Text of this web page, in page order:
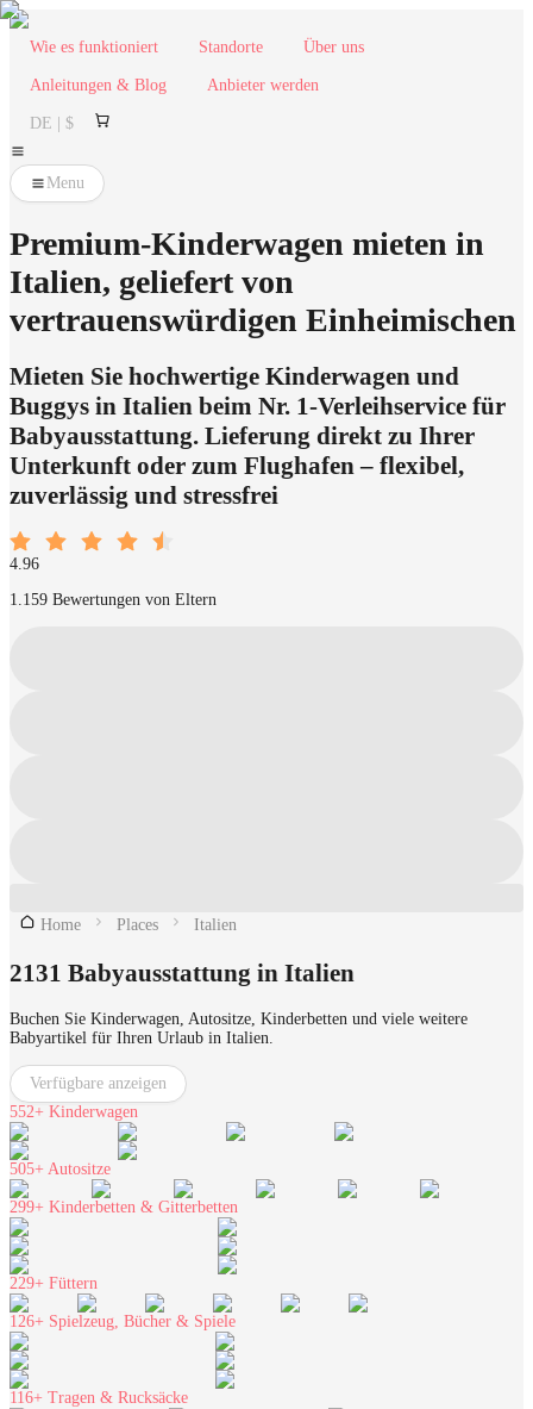
Wie es funktioniert Standorte Über uns
Anleitungen & Blog Anbieter werden
DE | $
Menu
Premium-Kinderwagen mieten in
Italien, geliefert von
vertrauenswürdigen Einheimischen
Mieten Sie hochwertige Kinderwagen und
Buggys in Italien beim Nr. 1-Verleihservice für
Babyausstattung. Lieferung direkt zu Ihrer
Unterkunft oder zum Flughafen – flexibel,
zuverlässig und stressfrei
4.96
1.159 Bewertungen von Eltern
Home Places Italien
2131 Babyausstattung in Italien
Buchen Sie Kinderwagen, Autositze, Kinderbetten und viele weitere
Babyartikel für Ihren Urlaub in Italien.
Verfügbare anzeigen
552+ Kinderwagen
505+ Autositze
299+ Kinderbetten & Gitterbetten
229+ Füttern
126+ Spielzeug, Bücher & Spiele
116+ Tragen & Rucksäcke